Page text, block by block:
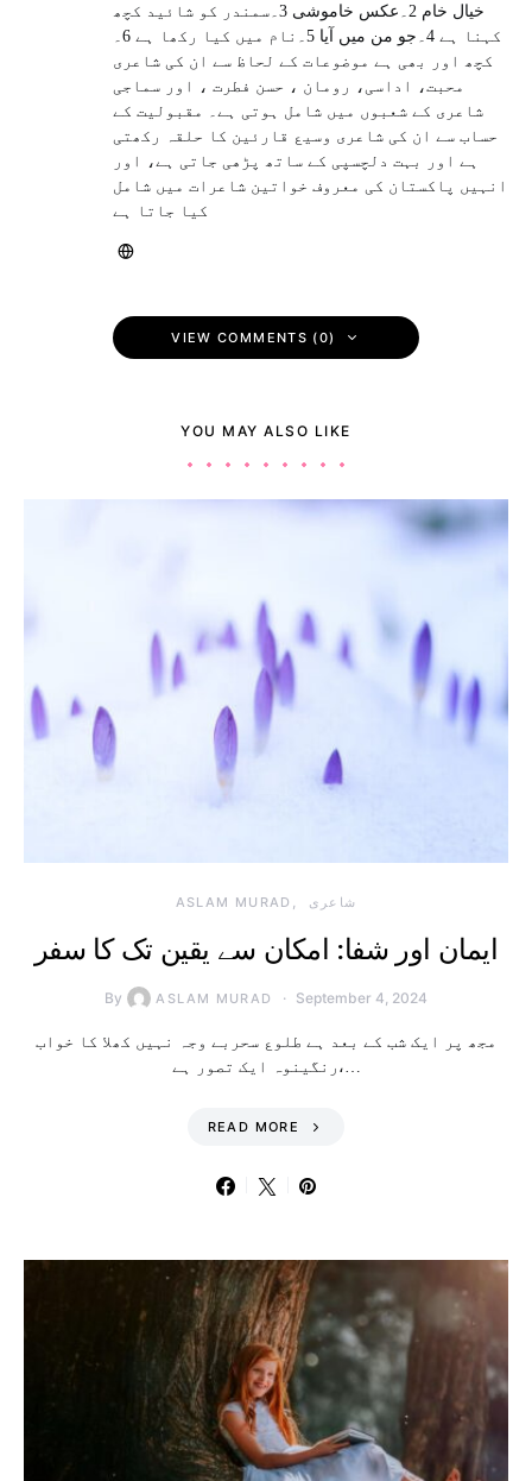
خیال خام 2۔عکس خاموشی 3۔سمندر کو شائید کچھ
کچھ اور بھی ہے موضوعات کے لحاظ سے ان کی شاعری
محبت، اداسی، رومان ، حسن فطرت ، اور سماجی
شاعری کے شعبوں میں شامل ہوتی ہے۔ مقبولیت کے
حساب سے ان کی شاعری وسیع قارئین کا حلقہ رکھتی
ہے اور بہت دلچسپی کے ساتھ پڑھی جاتی ہے، اور
انہیں پاکستان کی معروف خواتین شاعرات میں شامل
کیا جاتا ہے
VIEW COMMENTS (0)
YOU MAY ALSO LIKE
ASLAM MURAD شاعری
ایمان اور شفا: امکان سے یقین تک کا سفر
By ASLAM MURAD September 4, 2024
مجھ پر ایک شب کے بعد ہے طلوع سحربے وجہ نہیں کھلا کا خواب
رنگینوہ ایک تصور ہے،…
READ MORE